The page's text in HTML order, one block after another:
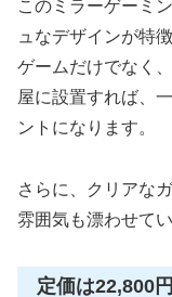
このミラーゲーミ
ュなデザインが特
ゲームだけでなく
屋に設置すれば、
ントになります。
さらに、クリアな
雰囲気も漂わせてい
定価は22,800